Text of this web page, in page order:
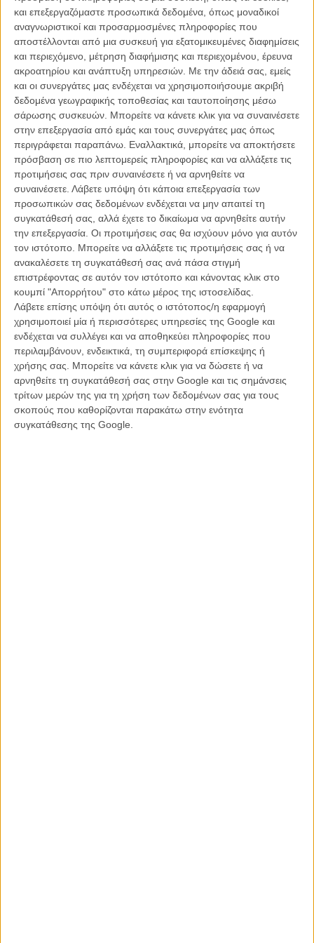
και επεξεργαζόμαστε προσωπικά δεδομένα, όπως μοναδικοί
αναγνωριστικοί και προσαρμοσμένες πληροφορίες που
αποστέλλονται από μια συσκευή για εξατομικευμένες διαφημίσεις
και περιεχόμενο, μέτρηση διαφήμισης και περιεχομένου, έρευνα
ακροατηρίου και ανάπτυξη υπηρεσιών. Με την άδειά σας, εμείς
και οι συνεργάτες μας ενδέχεται να χρησιμοποιήσουμε ακριβή
δεδομένα γεωγραφικής τοποθεσίας και ταυτοποίησης μέσω
σάρωσης συσκευών. Μπορείτε να κάνετε κλικ για να συναινέσετε
στην επεξεργασία από εμάς και τους συνεργάτες μας όπως
περιγράφεται παραπάνω. Εναλλακτικά, μπορείτε να αποκτήσετε
πρόσβαση σε πιο λεπτομερείς πληροφορίες και να αλλάξετε τις
προτιμήσεις σας πριν συναινέσετε ή να αρνηθείτε να
συναινέσετε. Λάβετε υπόψη ότι κάποια επεξεργασία των
προσωπικών σας δεδομένων ενδέχεται να μην απαιτεί τη
συγκατάθεσή σας, αλλά έχετε το δικαίωμα να αρνηθείτε αυτήν
την επεξεργασία. Οι προτιμήσεις σας θα ισχύουν μόνο για αυτόν
τον ιστότοπο. Μπορείτε να αλλάξετε τις προτιμήσεις σας ή να
ανακαλέσετε τη συγκατάθεσή σας ανά πάσα στιγμή
επιστρέφοντας σε αυτόν τον ιστότοπο και κάνοντας κλικ στο
κουμπί "Απορρήτου" στο κάτω μέρος της ιστοσελίδας.
Λάβετε επίσης υπόψη ότι αυτός ο ιστότοπος/η εφαρμογή
χρησιμοποιεί μία ή περισσότερες υπηρεσίες της Google και
ενδέχεται να συλλέγει και να αποθηκεύει πληροφορίες που
περιλαμβάνουν, ενδεικτικά, τη συμπεριφορά επίσκεψης ή
χρήσης σας. Μπορείτε να κάνετε κλικ για να δώσετε ή να
αρνηθείτε τη συγκατάθεσή σας στην Google και τις σημάνσεις
τρίτων μερών της για τη χρήση των δεδομένων σας για τους
σκοπούς που καθορίζονται παρακάτω στην ενότητα
συγκατάθεσης της Google.
καταγράφει ένα ακόμα κομμάτι της συμμετοχής των αρσενικών
πιγκουίνων στην αναπαραγωγή και «ενηλικίωση» των νεογνών
τους. Πώς ο «Αυτοκράτορας» παλεύει με τις αντιξοότητες των -50
θερμοκρασιών για να κρατηθεί ο ίδιος και το μικρό του ζωντανοί,
πώς φεύγει για να βρει τροφή, χιλιόμετρα μακριά, πώς το
αναγνωρίζει επιστρέφοντας, πώς το ενδυναμώνει, σωματικά και
ψυχικά, για να τον «στέψει» διάδοχο και να τον αφήσει ελεύθερο.
Εχοντας έναν αρτιότερο ακόμα τεχνικό εξοπλισμό και τη βοήθεια
των εξαιρετικών διευθυντών φωτογραφίας, Λοράν Μπαλεστά και
Γιανίκ Ζεντίλ, ο Ζακέ επιστρέφει για να παρατηρήσει το μυστήριο
κάλεσμα της φύσης, τον αγώνα για επιβίωση του είδους και την
εκπλήρωση του πεπρωμένου των πιγκουίνων.
Υπάρχουν στιγμές που είναι μαγικές: ειδικά όταν οι αδιόβροχες
κάμερες βουτούν με τους πιγκουίνους κάτω από το νερό και
κινηματογραφούν πώς αυτά τα βαριά, άκαμπτα πλάσματα
μεταμορφώνονται σε ευέλικτους κολυμβητές. Πώς το νερό είναι το
αληθινό στοιχείο τους και, με ένα μακροβούτι, μοιάζουν ευτυχισμένα.
Ομως, αντίθετα με το οσκαρικό «Ταξίδι του Αυτοκράτορα», αυτό το
σίκουελ δεν σε κρατάει στην άκρη της καρέκλας σου. Δεν προσφέρει
πολλά περισσότερα - ούτε ως ιδέα, ούτε ως ιστορία και τελικά ούτε
κι ως κινηματογράφηση. Με ένα κατώτερο μουσικό soundtrack να
πλαισιώνει την εικόνα και την στομφώδη αφήγηση στα ελληνικά του
Διονύση Σαββόπουλου, περισσότερο μοιάζει με απομίμηση του
εαυτού του και παρακολουθείται με ακαδημαϊκό ενδιαφέρον, αλλά
όχι τη συγκίνηση της πρώτης φοράς.